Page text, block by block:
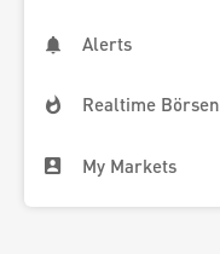
Alerts
Realtime Börsen
My Markets